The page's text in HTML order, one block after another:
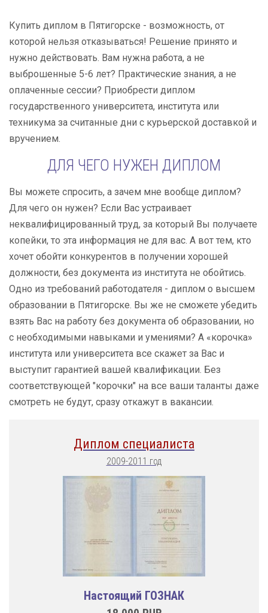
Купить диплом в Пятигорске - возможность, от
которой нельзя отказываться! Решение принято и
нужно действовать. Вам нужна работа, а не
выброшенные 5-6 лет? Практические знания, а не
оплаченные сессии? Приобрести диплом
государственного университета, института или
техникума за считанные дни с курьерской доставкой и
вручением.
ДЛЯ ЧЕГО НУЖЕН ДИПЛОМ
Вы можете спросить, а зачем мне вообще диплом?
Для чего он нужен? Если Вас устраивает
неквалифицированный труд, за который Вы получаете
копейки, то эта информация не для вас. А вот тем, кто
хочет обойти конкурентов в получении хорошей
должности, без документа из института не обойтись.
Одно из требований работодателя - диплом о высшем
образовании в Пятигорске. Вы же не сможете убедить
взять Вас на работу без документа об образовании, но
с необходимыми навыками и умениями? А «корочка»
института или университета все скажет за Вас и
выступит гарантией вашей квалификации. Без
соответствующей "корочки" на все ваши таланты даже
смотреть не будут, сразу откажут в вакансии.
Диплом специалиста
2009-2011 год
Настоящий ГОЗНАК